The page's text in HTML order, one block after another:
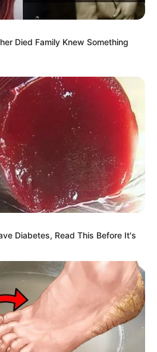
Died Family Knew Something
Diabetes, Read This Before It's